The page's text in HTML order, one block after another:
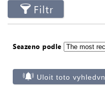
Filtr
Seazeno podle
Uloit toto vyhledvn